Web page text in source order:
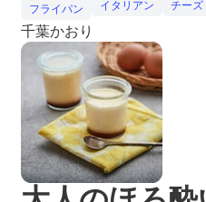
フライパン イタリアン チーズ
千葉かおり